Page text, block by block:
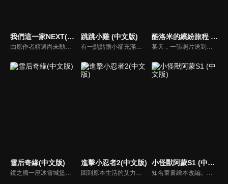
我們這一家NEXT(中文版) 跳跳小雞 (中文版)
有一點點膽小卻充滿好奇心的「帶骨雞」，和總是用小跳步靠過來的舞蹈老師「小跳步青蛙老師」，以及其他具有獨特個性的夥伴們跳舞大活耀！在家裡和各種地方以「身體動了，心也舞動了起來♪」為主題的角色人物。這是關於不可思議的夥伴們與愉快舞蹈的故事。
酷洛米的繽紛旅程 (中文版)
雪后奇緣(中文版)
鏡之國一座冰雪城堡，冰雪女王警告女兒艾拉神祕封印下住著邪惡的冰雪妖魔。山精旅行家來到冰雪城堡探險，卻意外打開封印，釋放出邪惡冰雪妖魔不僅擾亂鏡之國和人類世界。艾拉和山精一起尋找冒險家凱和格爾達，只有他們能幫助對付冰雪妖魔。究竟他們能否擊敗這些冰雪妖魔，解除鏡之國和人類世界的危機？
進擊小忍者2(中文版)
回到原本生活的艾力克斯，正煩惱著和潔西卡之間的關係不順遂，此時忍者突然以刺蝟之姿出現在他面前，原來艾普明快要被釋放了！憑藉著艾力克斯聰明的腦袋，他們來到泰國，艾力克斯和忍者也在不斷磨合中，成為最佳拍檔，甚至團隊還多了尚恩加入！
小怪獸阿蒙S1 (中文版)
知名童書繪本改編。故事講述的是小怪獸阿蒙醜醜的外表下，有著一顆敏感細膩的心。他希望有人能愛他，包容他，陪伴他，愛他本來的樣子。這個系列圍繞“愛”的主題，恰恰是父母對孩子所有愛的表現。